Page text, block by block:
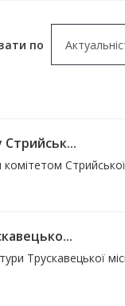
по
Стрийськ...
Стрийської
Трускавецької